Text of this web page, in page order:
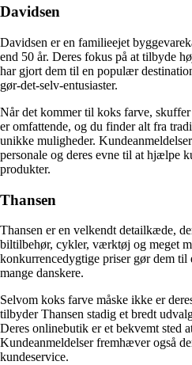
Davidsen
Davidsen er en familieejet
end 50 år. Deres fokus på at tilbyde
har gjort dem til en populær
gør-det-selv-entusiaster.
Når det kommer til koks farve,
er omfattende, og du finder alt fra
unikke muligheder.
personale og deres evne til at hjælpe
produkter.
Thansen
Thansen er en velkendt detailkæde,
biltilbehør, cykler, værktøj og meget
konkurrencedygtige priser gør dem
mange danskere.
Selvom koks farve måske ikke er
tilbyder Thansen stadig et bredt
Deres onlinebutik er et bekvemt sted
Kundeanmeldelser fremhæver også
kundeservice.